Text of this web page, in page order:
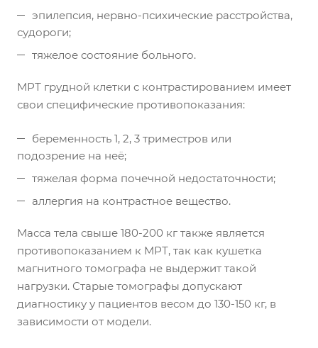
эпилепсия, нервно-психические расстройства,
судороги;
тяжелое состояние больного.
МРТ грудной клетки с контрастированием имеет
свои специфические противопоказания:
беременность 1, 2, 3 триместров или
подозрение на неё;
тяжелая форма почечной недостаточности;
аллергия на контрастное вещество.
Масса тела свыше 180-200 кг также является
противопоказанием к МРТ, так как кушетка
магнитного томографа не выдержит такой
нагрузки. Старые томографы допускают
диагностику у пациентов весом до 130-150 кг, в
зависимости от модели.